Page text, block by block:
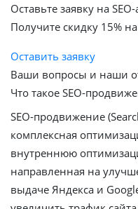
Оставьте заявку на
Получите скидку 15%
Оставить заявку
Ваши вопросы и наши
Что такое SEO-
SEO-продвижение
комплексная
внутреннюю
направленная на
выдаче Яндекса и